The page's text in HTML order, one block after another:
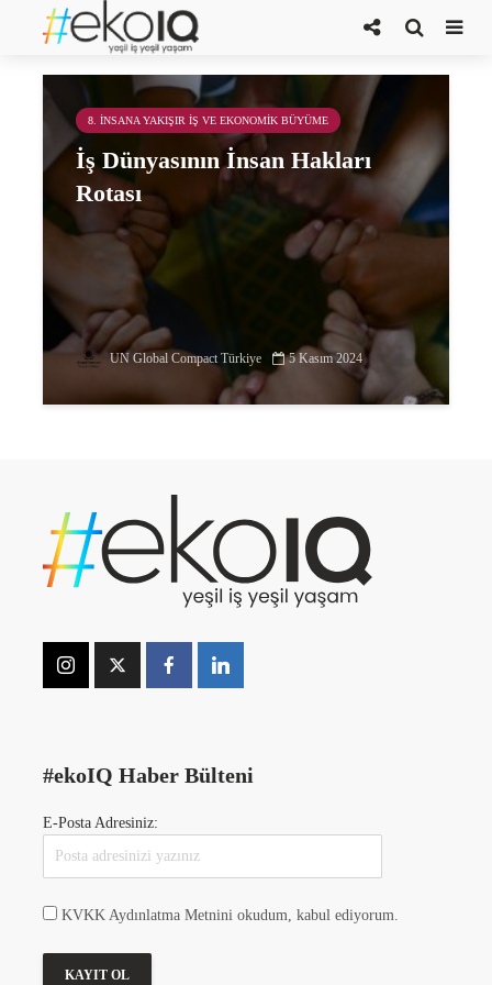
Çok Uluslu Şirketler Rehberi
8. İNSANA YAKIŞIR İŞ VE EKONOMIK BÜYÜME
İş Dünyasının İnsan Hakları
Rotası
UN Global Compact Türkiye 5 Kasım 2024
#ekoIQ Haber Bülteni
E-Posta Adresiniz:
KVKK Aydınlatma Metnini okudum, kabul ediyorum.